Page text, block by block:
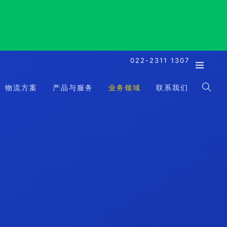
022-2311 1307
物流方案 产品与服务 业务领域 联系我们